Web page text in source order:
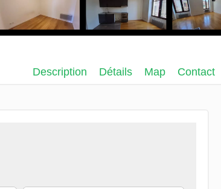
Description Détails Map Contact